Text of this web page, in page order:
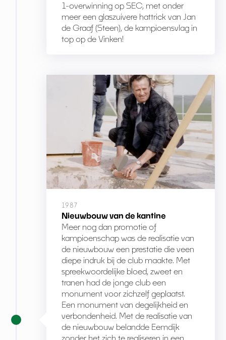
1-overwinning op SEC, met onder
meer een glaszuivere hattrick van Jan
de Graaf (Steen), de kampioensvlag in
top op de Vinken!
1987
Nieuwbouw van de kantine
Meer nog dan promotie of
kampioenschap was de realisatie van
de nieuwbouw een prestatie die veen
diepe indruk bij de club maakte. Met
spreekwoordelijke bloed, zweet en
tranen had de jonge club een
monument voor zichzelf geplaatst.
Een monument van degelijkheid en
verbondenheid. Met de realisatie van
de nieuwbouw belandde Eemdijk
zonder het zich te realiseren in een